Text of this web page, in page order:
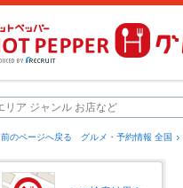
前のページへ戻る グルメ・予約情報 全国